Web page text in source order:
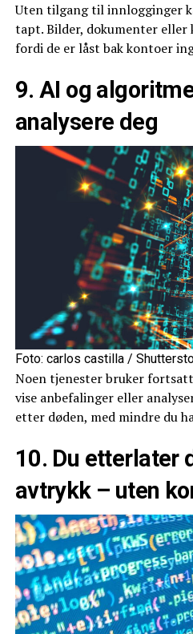
Uten tilgang til innlogginger
tapt. Bilder, dokumenter
fordi de er låst bak kontoer
9. AI og
analysere deg
Foto: carlos castilla /
Noen tjenester bruker
vise anbefalinger eller
etter døden, med mindre du
10. Du etterlater
avtrykk – uten